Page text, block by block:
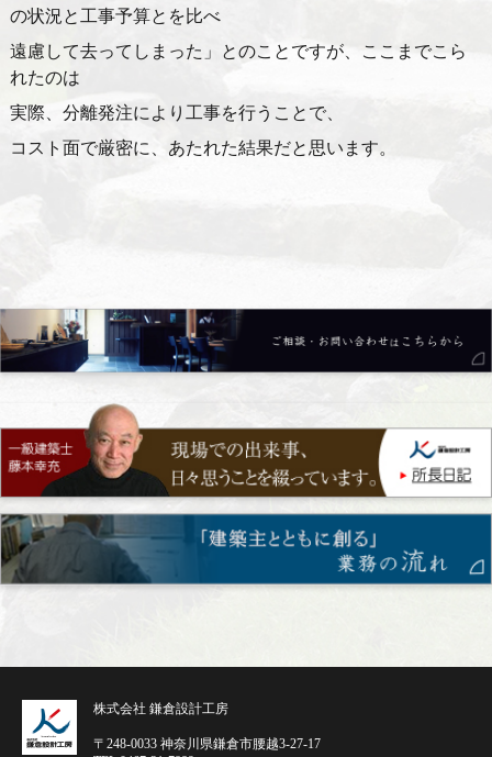
の状況と工事予算とを比べ
遠慮して去ってしまった」とのことですが、ここまでこら
れたのは
実際、分離発注により工事を行うことで、
コスト面で厳密に、あたれた結果だと思います。
株式会社 鎌倉設計工房
〒248-0033 神奈川県鎌倉市腰越3-27-17